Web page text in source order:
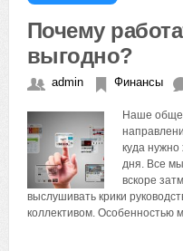
Почему
выгодно?
admin Финансы
Наше
куда нужно
дня. Все
вскоре
выслушивать крики
коллективом. Особенностью